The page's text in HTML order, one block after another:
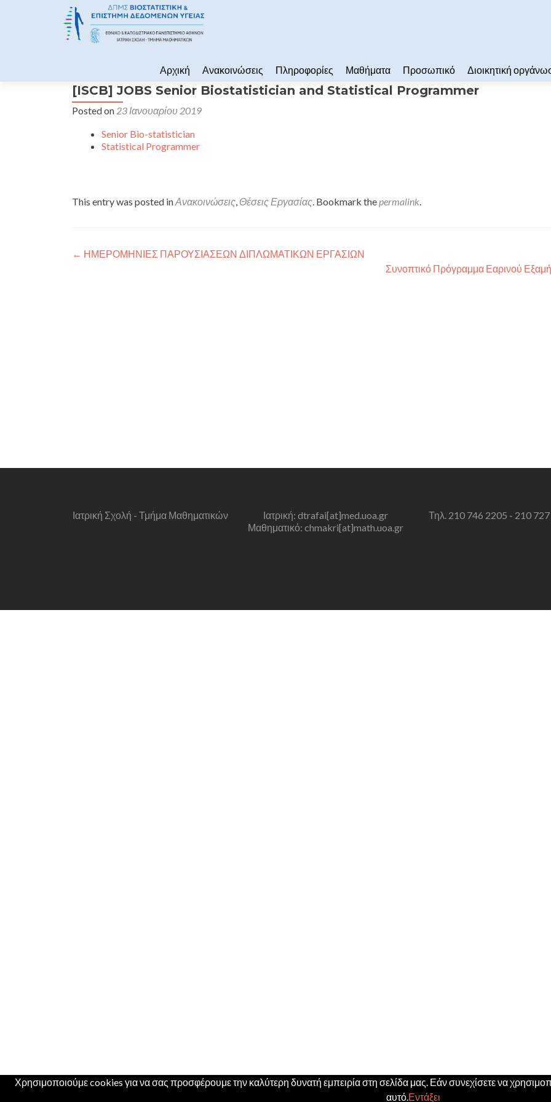
Αρχική
Ανακοινώσεις Πληροφορίες Μαθήματα Προσωπικό Διοικητική
[ISCB] JOBS Senior Biostatistician and Statistical Programmer
Posted on 23 Ιανουαρίου 2019
Senior Bio-statistician
Statistical Programmer
This entry was posted inΑνακοινώσεις, Θέσεις Εργασίας. Bookmark thepermalink.
Πλοήγηση άρθρων
← ΗΜΕΡΟΜΗΝΙΕΣ ΠΑΡΟΥΣΙΑΣΕΩΝ ΔΙΠΛΩΜΑΤΙΚΩΝ ΕΡΓΑΣΙΩΝ
Συνοπτικό Πρόγραμμα Εαρινού
Ιατρική Σχολή - Τμήμα Μαθηματικών
Ιατρική: dtrafai[at]med.uoa.gr
Μαθηματικό: chmakri[at]math.uoa.gr
Τηλ. 210 746 2205 - 210
Χρησιμοποιούμε cookies για να σας προσφέρουμε την καλύτερη δυνατή εμπειρία στη σελίδα μας. Εάν συνεχίσετε να
αυτό.Εντάξει